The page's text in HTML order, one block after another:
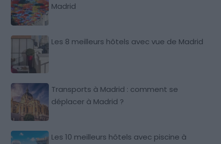
Madrid
Les 8 meilleurs hôtels avec vue de Madrid
Transports à Madrid : comment se
déplacer à Madrid ?
Les 10 meilleurs hôtels avec piscine à